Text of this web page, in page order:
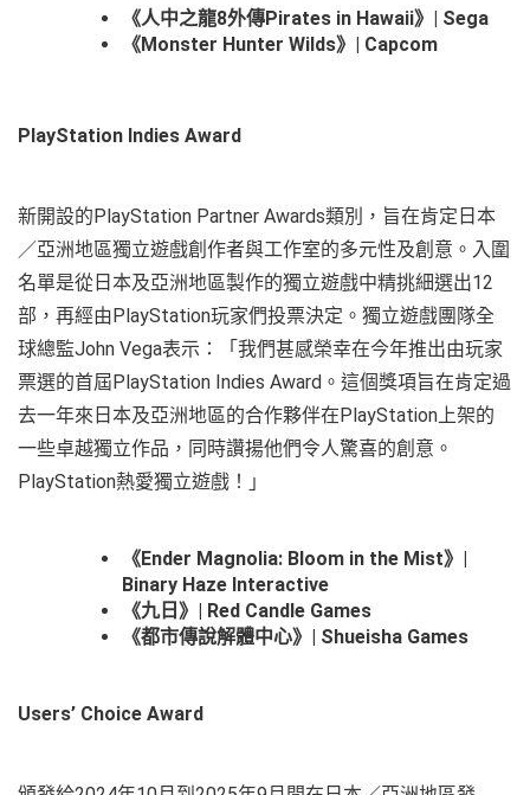
《人中之龍8外傳Pirates in Hawaii》| Sega
《Monster Hunter Wilds》| Capcom
PlayStation Indies Award
新開設的PlayStation Partner Awards類別，旨在肯定日本
／亞洲地區獨立遊戲創作者與工作室的多元性及創意。入圍
名單是從日本及亞洲地區製作的獨立遊戲中精挑細選出12
部，再經由PlayStation玩家們投票決定。獨立遊戲團隊全
球總監John Vega表示：「我們甚感榮幸在今年推出由玩家
票選的首屆PlayStation Indies Award。這個獎項旨在肯定過
去一年來日本及亞洲地區的合作夥伴在PlayStation上架的
一些卓越獨立作品，同時讚揚他們令人驚喜的創意。
PlayStation熱愛獨立遊戲！」
《Ender Magnolia: Bloom in the Mist》|
Binary Haze Interactive
《九日》| Red Candle Games
《都市傳說解體中心》| Shueisha Games
Users’ Choice Award